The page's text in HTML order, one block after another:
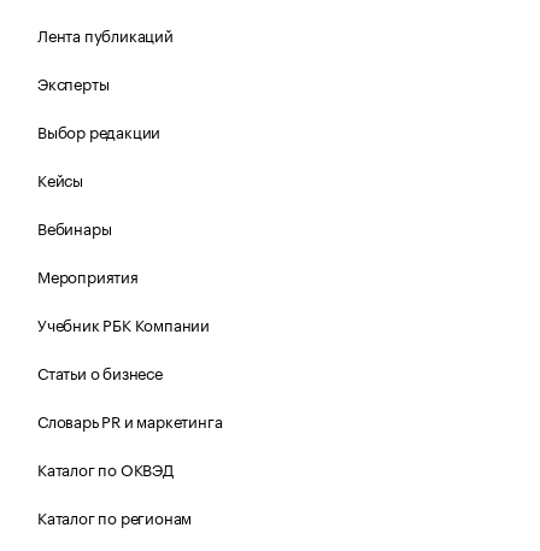
Лента публикаций
Эксперты
Выбор редакции
Кейсы
Вебинары
Мероприятия
Учебник РБК Компании
Статьи о бизнесе
Словарь PR и маркетинга
Каталог по ОКВЭД
Каталог по регионам